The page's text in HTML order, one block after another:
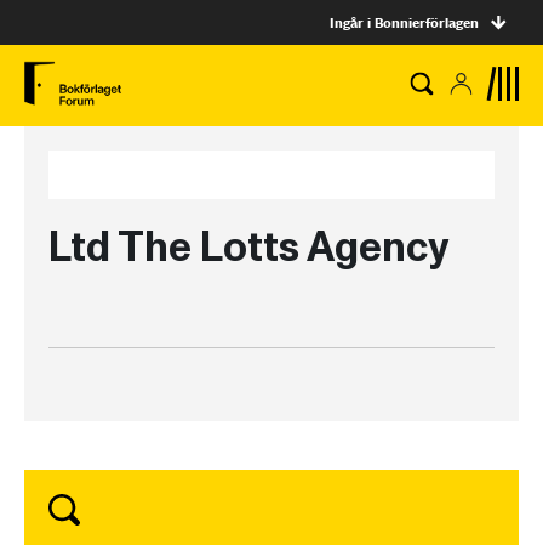
Ingår i Bonnierförlagen
Ltd The Lotts Agency